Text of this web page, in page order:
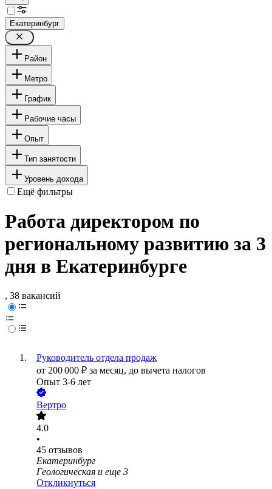
Екатеринбург
Район
Метро
График
Рабочие часы
Опыт
Тип занятости
Уровень дохода
Ещё фильтры
Работа директором по
региональному развитию за 3
дня в Екатеринбурге
, 38 вакансий
Руководитель отдела продаж
от 200 000 ₽ за месяц, до вычета налогов
Опыт 3-6 лет
Вертро
4.0
•
45 отзывов
Екатеринбург
Геологическая и еще 3
Откликнуться